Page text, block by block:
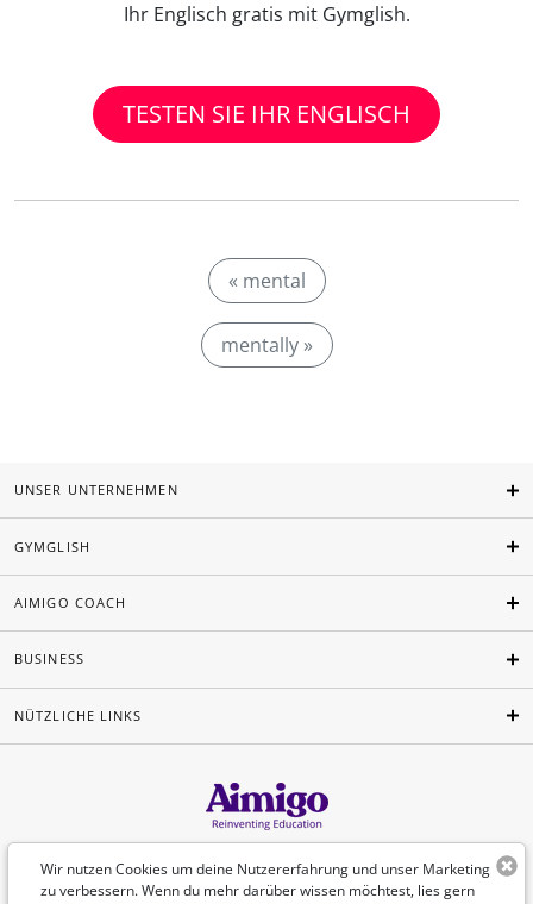
Ihr Englisch gratis mit Gymglish.
TESTEN SIE IHR ENGLISCH
« mental
mentally »
Wir nutzen Cookies um deine Nutzererfahrung und unser Marketing
zu verbessern. Wenn du mehr darüber wissen möchtest, lies gern
UNSER UNTERNEHMEN
GYMGLISH
AIMIGO COACH
BUSINESS
NÜTZLICHE LINKS
Deutsch